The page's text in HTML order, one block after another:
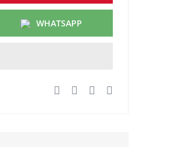
WHATSAPP